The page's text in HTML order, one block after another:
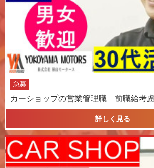
急募
カーショップの営業管理職 前職給考慮
詳しく見る